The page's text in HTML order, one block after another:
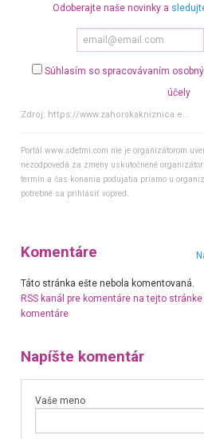
Odoberajte naše novinky a
Súhlasím so spracovávaním
účely
Zdroj: https://www.zahorskakniznica.e...
Portál www.sdetmi.com nie je organizátorom
nezodpovedá za zmeny uskutočnené
termín a čas konania podujatia priamo u
potrebné sa prihlásiť vopred.
Komentáre
Táto stránka ešte nebola komentovaná.
RSS kanál pre komentáre na tejto stránke|
komentáre
Napíšte komentár
Vaše meno